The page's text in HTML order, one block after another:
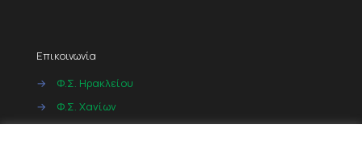
Επικοινωνία
→
Φ.Σ. Ηρακλείου
→
Φ.Σ. Χανίων